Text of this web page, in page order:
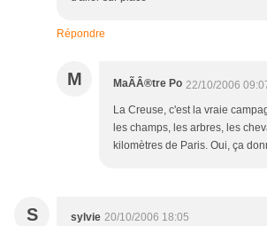
Répondre
M MaÃÂ®tre Po 22/10/2006
La Creuse, c'est la vraie
les champs, les arbres, les
kilomètres de Paris. Oui, ça
S sylvie 20/10/2006 18:05